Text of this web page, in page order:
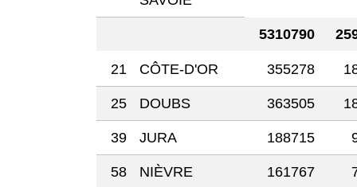
5310790
21 CÔTE-D'OR 355278
25 DOUBS 363505
39 JURA 188715
58 NIÈVRE 161767